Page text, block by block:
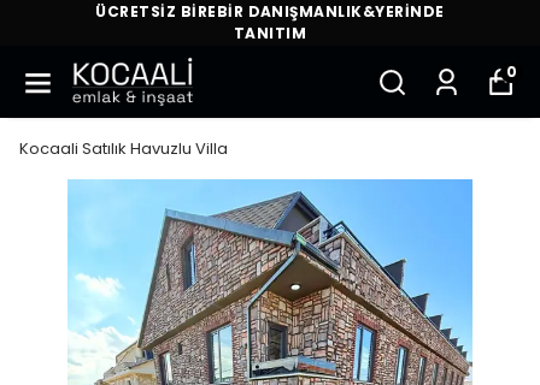
ÜCRETSİZ BİREBİR DANIŞMANLIK&YERİNDE
TANITIM
0
Kocaali Satılık Havuzlu Villa